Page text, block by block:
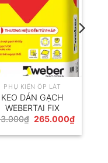
PHỤ KIỆN ỐP LÁT
KEO DÁN GẠCH
WEBERTAI FIX
₫ Giá
là:
265.000₫Giá
tại